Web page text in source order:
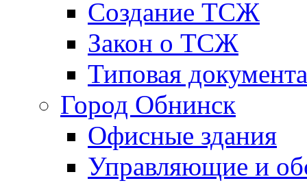
Создание ТСЖ
Закон о ТСЖ
Типовая
Город Обнинск
Офисные здания
Управляющие и